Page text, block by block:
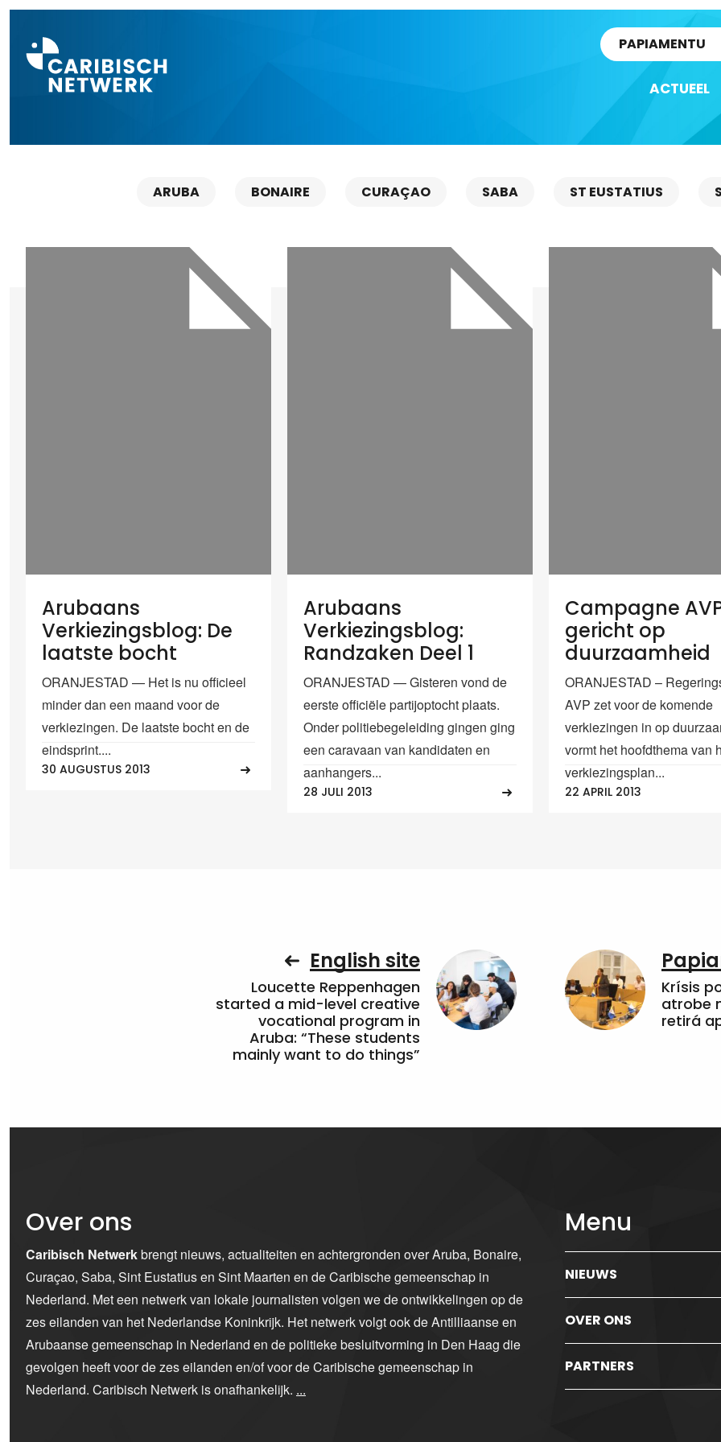
PAPIAMENTU
ACTUEEL
ARUBA BONAIRE CURAÇAO SABA ST EUSTATIUS
Arubaans
Verkiezingsblog: De
laatste bocht
ORANJESTAD — Het is nu officieel
minder dan een maand voor de
verkiezingen. De laatste bocht en de
eindsprint....
30 AUGUSTUS 2013
Arubaans
Verkiezingsblog:
Randzaken Deel 1
ORANJESTAD — Gisteren vond de
eerste officiële partijoptocht plaats.
Onder politiebegeleiding gingen ging
een caravaan van kandidaten en
aanhangers...
28 JULI 2013
Campagne
gericht op
duurzaamheid
ORANJESTAD –
AVP zet voor de komende
verkiezingen in op
vormt het hoofdthema van
verkiezingsplan...
22 APRIL 2013
English site
Loucette Reppenhagen
started a mid-level creative
vocational program in
Aruba: “These students
mainly want to do things”
Krísis
atrobe
retirá
Over ons
Caribisch Netwerkbrengt nieuws, actualiteiten en achtergronden over Aruba, Bonaire,
Curaçao, Saba, Sint Eustatius en Sint Maarten en de Caribische gemeenschap in
Nederland. Met een netwerk van lokale journalisten volgen we de ontwikkelingen op de
zes eilanden van het Nederlandse Koninkrijk. Het netwerk volgt ook de Antilliaanse en
Arubaanse gemeenschap in Nederland en de politieke besluitvorming in Den Haag die
gevolgen heeft voor de zes eilanden en/of voor de Caribische gemeenschap in
Nederland. Caribisch Netwerk is onafhankelijk. ...
Menu
NIEUWS
OVER ONS
PARTNERS